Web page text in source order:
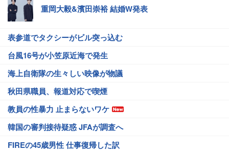
重岡大毅&濱田崇裕 結婚W発表
表参道でタクシーがビル突っ込む
台風16号が小笠原近海で発生
海上自衛隊の生々しい映像が物議
秋田県職員、報道対応で喫煙
教員の性暴力 止まらないワケ
韓国の審判接待疑惑 JFAが調査へ
FIREの45歳男性 仕事復帰した訳